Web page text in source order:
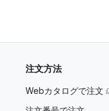
注文方法
Webカタログで注文